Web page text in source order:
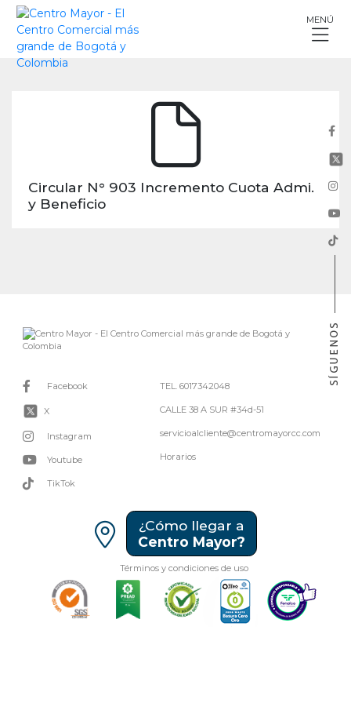
Skip
MENÚ
Circular N° 903 Incremento Cuota Admi.
y Beneficio
Facebook
X
Instagram
Youtube
TikTok
TEL. 6017342048
CALLE 38 A SUR #34d-51
servicioalcliente@centromayorcc.com
Horarios
¿Cómo llegar a
Centro Mayor?
Términos y condiciones de uso